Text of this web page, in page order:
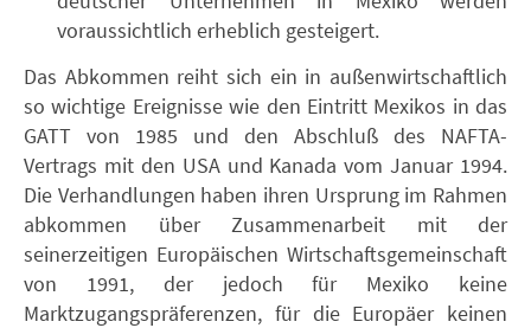
voraussichtlich erheblich gesteigert.
Das Abkommen reiht sich ein in außenwirtschaftlich
so wichtige Ereignisse wie den Eintritt Mexikos in das
GATT von 1985 und den Abschluß des NAFTA-
Vertrags mit den USA und Kanada vom Januar 1994.
Die Verhandlungen haben ihren Ursprung im Rahmen
abkommen über Zusammenarbeit mit der
seinerzeitigen Europäischen Wirtschaftsgemeinschaft
von 1991, der jedoch für Mexiko keine
Marktzugangspräferenzen, für die Europäer keinen